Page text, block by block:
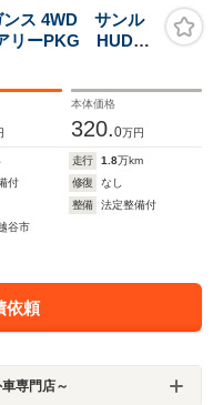
ンス 4WD サンル
リーPKG HUD
ト 黒革 ハンド
AppleCarPlay
ETC LED
本体価格
320.0万円
走行 1.8万km
付 修復
なし
整備
法定整備付
谷市
依頼
専門店～